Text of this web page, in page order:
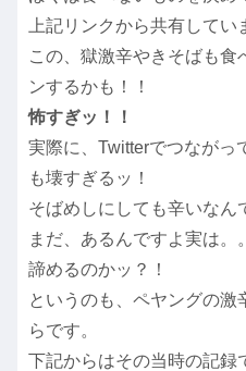
上記リンクから共有してい
この、獄激辛やきそばも食
ンするかも！！
怖すぎッ！！
実際に、Twitterでつながっ
も壊すぎるッ！
そばめしにしても辛いなん
まだ、あるんですよ実は。
諦めるのかッ？！
というのも、ペヤングの
らです。
下記からはその当時の記録